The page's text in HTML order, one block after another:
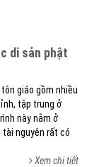
giáo gồm nhiều
tập trung ở
này nằm ở
tài nguyên rất có
Xem chi tiết